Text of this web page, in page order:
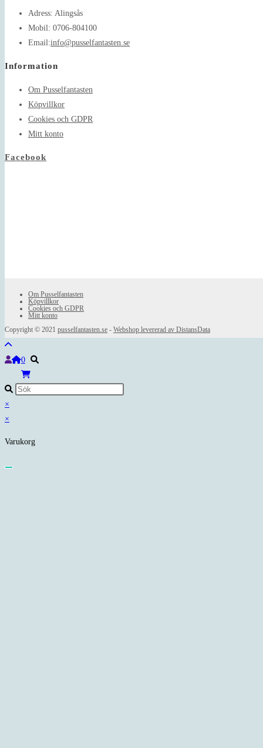
Adress: Alingsås
Mobil: 0706-804100
Email:info@pusselfantasten.seOpens
Information
Om Pusselfantasten
Köpvillkor
Cookies och GDPR
Mitt konto
Facebook
Om Pusselfantasten
Köpvillkor
Cookies och GDPR
Mitt konto
Copyright © 2021 pusselfantasten.se - Webshop levererad av DistansData
0
×
×
Varukorg